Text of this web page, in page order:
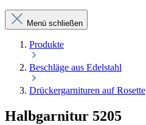
Menü schließen
Produkte
Beschläge aus Edelstahl
Drückergarnituren auf Rosette
Halbgarnitur 5205